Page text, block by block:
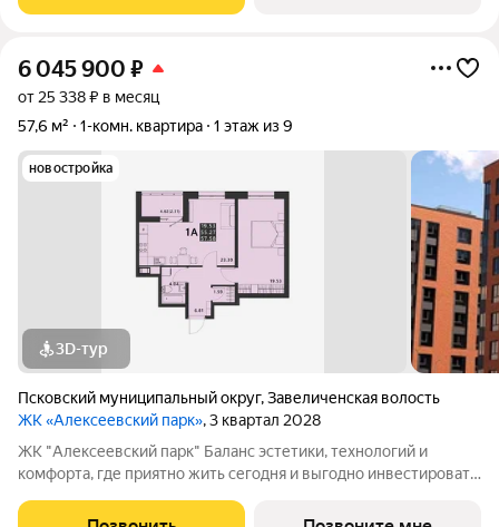
6 045 900 ₽
от 25 338 ₽ в месяц
57,6 м²
1-комн. квартира 1 этаж из 9
новостройка
3D-тур
Псковский муниципальный округ,Завеличенская волость
ЖК «Алексеевский парк», 3 квартал 2028
ЖК "Алексеевский парк" Баланс эстетики, технологий и
комфорта, где приятно жить сегодня и выгодно инвестировать
современный проект комфорт класса в развивающемся